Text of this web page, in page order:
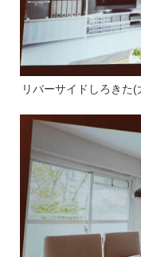
リバーサイドしろきた